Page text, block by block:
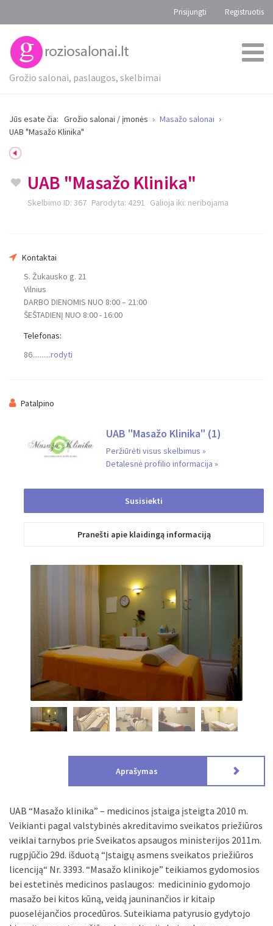
Prisijungti Registruotis
Grožio salonai, paslaugos, skelbimai
Jūs esate čia: Grožio salonai / įmonės
Masažo salonai
UAB "Masažo Klinika"
UAB "Masažo Klinika"
Skelbimo ID: 367 Parodyta: 4291 Galioja iki: neribojama
Kontaktai
S. Žukausko g. 21
Vilnius
DARBO DIENOMIS NUO 8:00 – 21:00
ŠEŠTADIENĮ NUO 8:00 - 16:00
Telefonas:
86..........rodyti
Patalpino
UAB "Masažo Klinika" (1)
Peržiūrėti visus skelbimus »
Detalesnė profilio informacija »
Susisiekti
Pranešti apie klaidingą informaciją
Jūsų el. Paštas
Aprašymas